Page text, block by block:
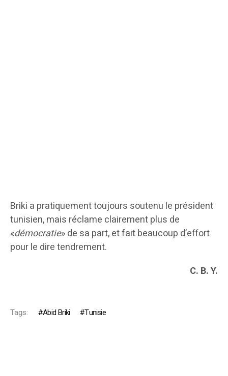
Briki a pratiquement toujours soutenu le président
tunisien, mais réclame clairement plus de
«démocratie» de sa part, et fait beaucoup d’effort
pour le dire tendrement.
C. B. Y.
Tags: Abid Briki Tunisie